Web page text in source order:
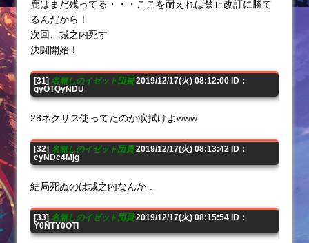
鹿はまだ残ってる・・・ここを耐えれば禁止改訂に勝て
るんだから！
次回、城之内死す
決闘開始！
[31] 名無しのイゼット団員2019/12/17(火) 08:12:00 ID：
gyOTQyNDU
28ネクサス使ってたのか涙拭けよwww
[32] 名無しのイゼット団員2019/12/17(火) 08:13:42 ID：
cyNDc4Mjg
結局死ぬのは城之内なんか…
[33] 名無しのイゼット団員2019/12/17(火) 08:15:54 ID：
Y0NTY0OTI